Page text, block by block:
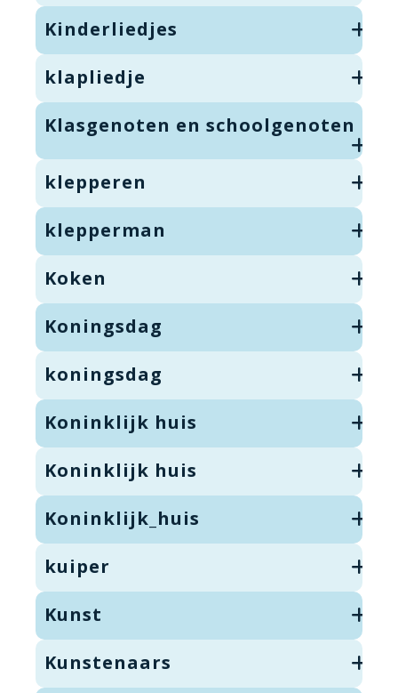
Kinderliedjes
klapliedje
Klasgenoten en schoolgenoten
klepperen
klepperman
Koken
Koningsdag
koningsdag
Koninklijk huis
Koninklijk huis
Koninklijk_huis
kuiper
Kunst
Kunstenaars